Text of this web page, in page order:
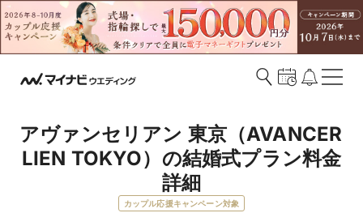
アヴァンセリアン 東京（AVANCER
LIEN TOKYO）の結婚式プラン料金
詳細
カップル応援キャンペーン対象